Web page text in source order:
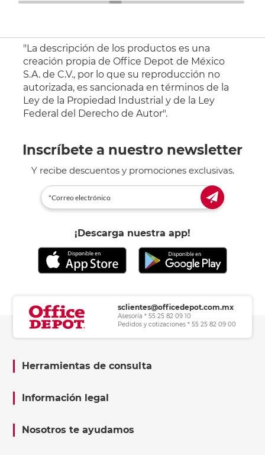
"La descripción de los productos es una
creación propia de Office Depot de México
S.A. de C.V., por lo que su reproducción no
autorizada, es sancionada en términos de la
Ley de la Propiedad Industrial y de la Ley
Federal del Derecho de Autor".
Inscríbete a nuestro newsletter
Y recibe descuentos y promociones exclusivas.
¡Descarga nuestra app!
sclientes@officedepot.com.mx
Asesoría * 55 25 82 09 10
Pedidos y cotizaciones * 55 25 82 09 00
Herramientas de consulta
Información legal
Nosotros te ayudamos